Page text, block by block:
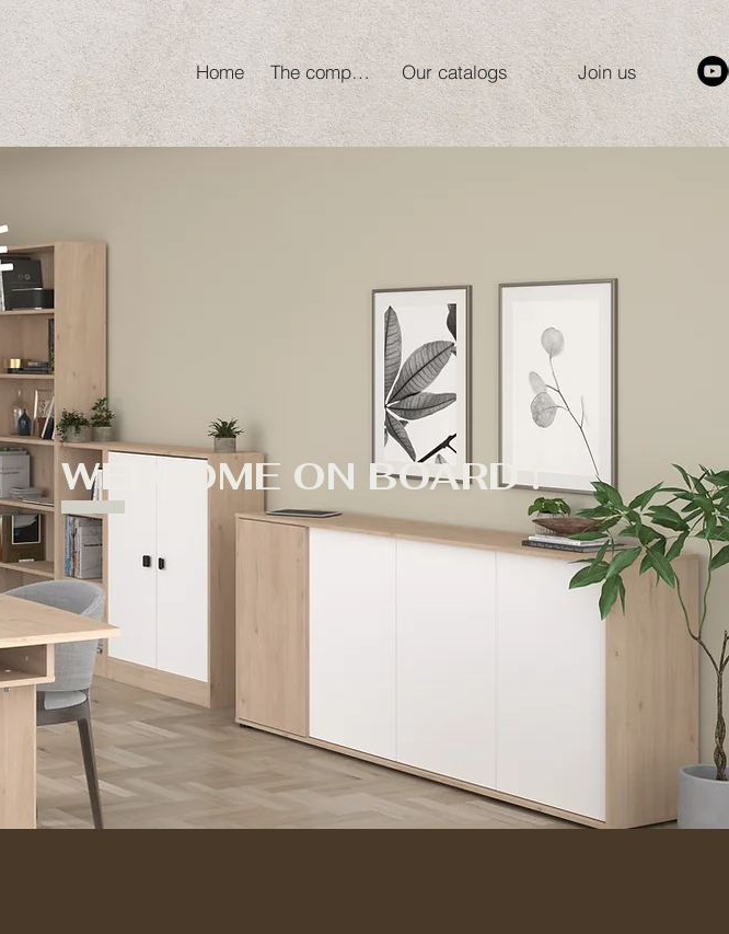
Home The company Our catalogs Join us
WELCOME ON BOARD !